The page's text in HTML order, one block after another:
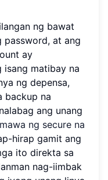
ng bawat
password, at ang
ay
isang matibay na
ng depensa,
backup na
ang unang
ng secure na
hirap gamit ang
ito direkta sa
nag-iimbak